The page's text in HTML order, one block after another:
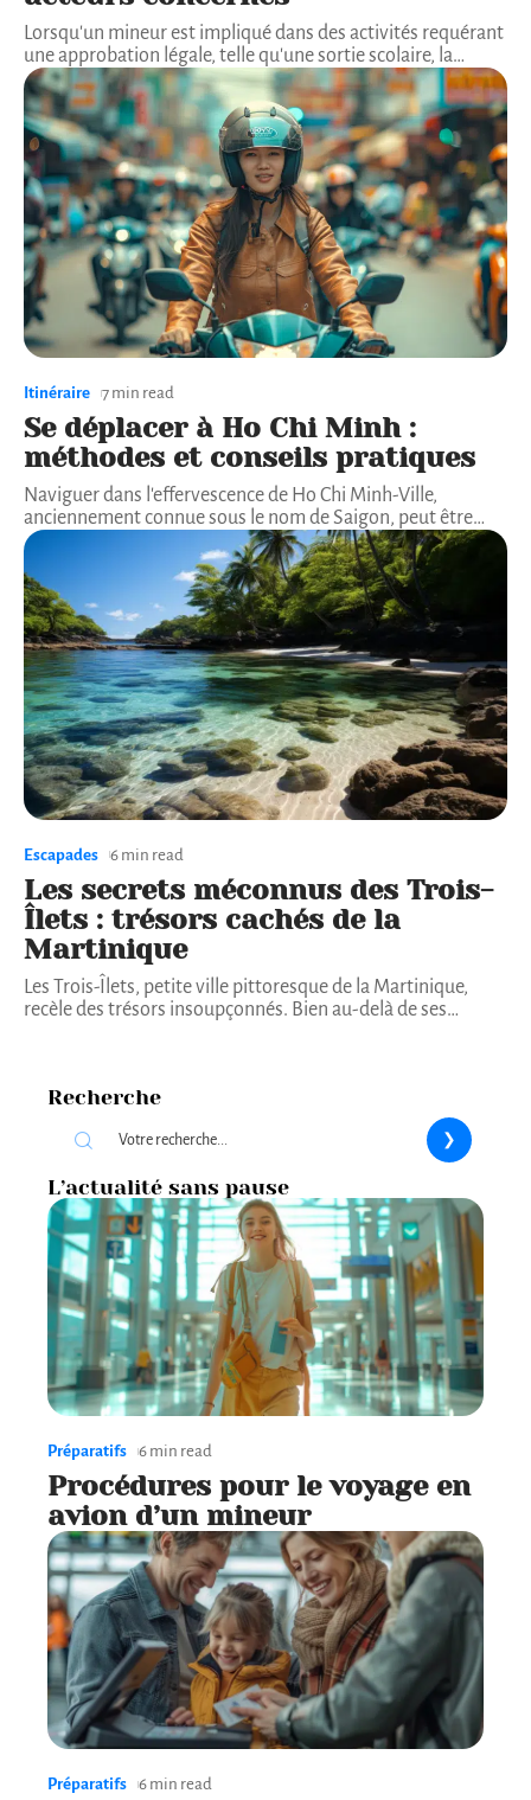
Lorsqu'un mineur est impliqué dans des activités requérant
une approbation légale, telle qu'une sortie scolaire, la…
Itinéraire 7 min read
Se déplacer à Ho Chi Minh :
méthodes et conseils pratiques
Naviguer dans l'effervescence de Ho Chi Minh-Ville,
anciennement connue sous le nom de Saigon, peut être…
Escapades 6 min read
Les secrets méconnus des Trois-
Îlets : trésors cachés de la
Martinique
Les Trois-Îlets, petite ville pittoresque de la Martinique,
recèle des trésors insoupçonnés. Bien au-delà de ses…
Recherche
L’actualité sans pause
Préparatifs 6 min read
Procédures pour le voyage en
avion d’un mineur
Préparatifs 6 min read